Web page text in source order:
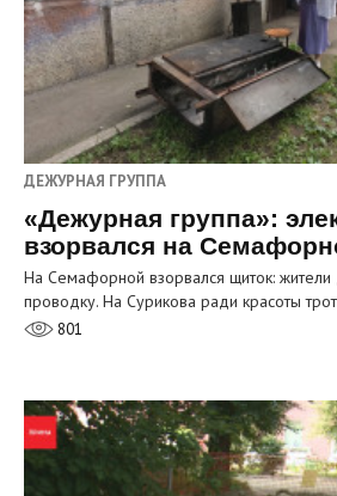
ДЕЖУРНАЯ ГРУППА
«Дежурная группа»:
взорвался на
На Семафорной взорвался щиток: жители
проводку. На Сурикова ради красоты
801